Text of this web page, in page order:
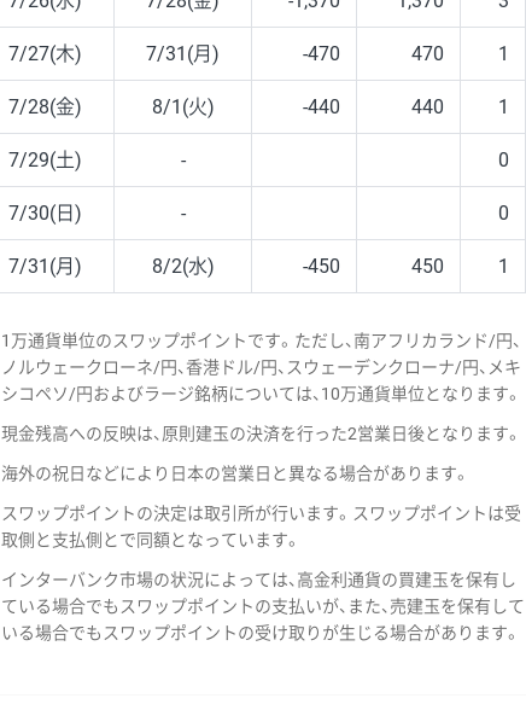
7/27(木) 7/31(月) -470 470 1
7/28(金) 8/1(火) -440 440 1
7/29(土) - 0
7/30(日) - 0
7/31(月) 8/2(水) -450 450 1
1万通貨単位のスワップポイントです。ただし、南アフリカランド/円、
ノルウェークローネ/円、香港ドル/円、スウェーデンクローナ/円、メキ
シコペソ/円およびラージ銘柄については、10万通貨単位となります。
現金残高への反映は、原則建玉の決済を行った2営業日後となります。
海外の祝日などにより日本の営業日と異なる場合があります。
スワップポイントの決定は取引所が行います。スワップポイントは受
取側と支払側とで同額となっています。
インターバンク市場の状況によっては、高金利通貨の買建玉を保有し
ている場合でもスワップポイントの支払いが、また、売建玉を保有して
いる場合でもスワップポイントの受け取りが生じる場合があります。